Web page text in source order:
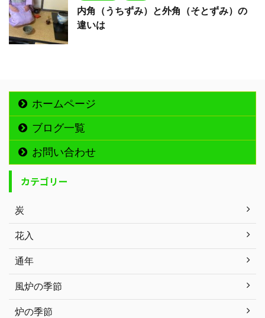
内角（うちずみ）と外角（そとずみ）の
違いは
ホームページ
ブログ一覧
お問い合わせ
カテゴリー
炭
花入
通年
風炉の季節
炉の季節